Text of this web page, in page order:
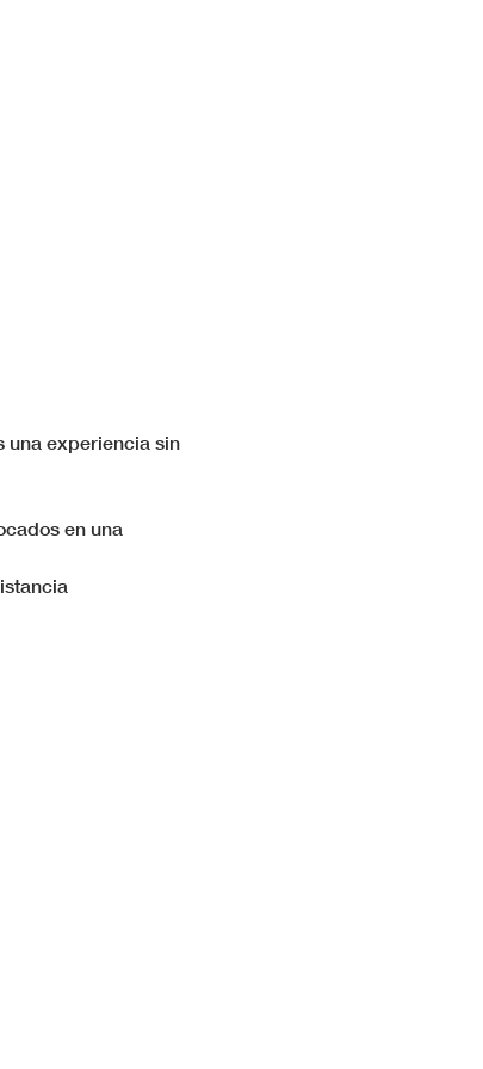
una experiencia sin
en una